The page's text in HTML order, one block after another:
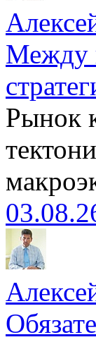
Между
Рынок